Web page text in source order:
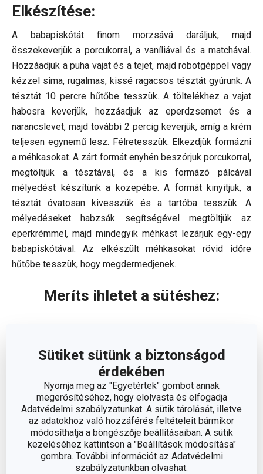
Sütiket sütünk a biztonságod
érdekében
Nyomja meg az "Egyetértek" gombot annak
megerősítéséhez, hogy elolvasta és elfogadja
Adatvédelmi szabályzatunkat. A sütik tárolását, illetve
az adatokhoz való hozzáférés feltételeit bármikor
módosíthatja a böngészője beállításaiban. A sütik
kezeléséhez kattintson a "Beállítások módosítása"
gombra. További információt az Adatvédelmi
szabályzatunkban olvashat.
Elkészítése:
A babapiskótát finom morzsává daráljuk, majd
összekeverjük a porcukorral, a vaníliával és a matchával.
Hozzáadjuk a puha vajat és a tejet, majd robotgéppel vagy
kézzel sima, rugalmas, kissé ragacsos tésztát gyúrunk. A
tésztát 10 percre hűtőbe tesszük. A töltelékhez a vajat
habosra keverjük, hozzáadjuk az eperdzsemet és a
narancslevet, majd további 2 percig keverjük, amíg a krém
teljesen egynemű lesz. Félretesszük. Elkezdjük formázni
a méhkasokat. A zárt formát enyhén beszórjuk porcukorral,
megtöltjük a tésztával, és a kis formázó pálcával
mélyedést készítünk a közepébe. A formát kinyitjuk, a
tésztát óvatosan kivesszük és a tartóba tesszük. A
mélyedéseket habzsák segítségével megtöltjük az
eperkrémmel, majd mindegyik méhkast lezárjuk egy-egy
babapiskótával. Az elkészült méhkasokat rövid időre
hűtőbe tesszük, hogy megdermedjenek.
Meríts ihletet a sütéshez: